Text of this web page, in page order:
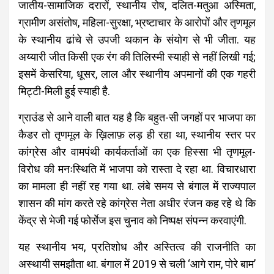
जातीय-सामाजिक दरारों, स्थानीय रोष, दलित-मतुआ अस्मिता,
ग्रामीण असंतोष, महिला-सुरक्षा, भ्रष्टाचार के आरोपों और तृणमूल
के स्थानीय ढांचे से उपजी थकान के संयोग से भी जीता. यह
अय्यारी जीत किसी एक रंग की तिलिस्मी स्याही से नहीं लिखी गई;
इसमें केसरिया, धूसर, लाल और स्थानीय अपमानों की एक गहरी
मिट्टी-मिली हुई स्याही है.
ग्राउंड से आने वाली बात यह है कि बहुत-सी जगहों पर भाजपा का
कैडर तो तृणमूल के ख़िलाफ़ लड़ ही रहा था, स्थानीय स्तर पर
कांग्रेस और वामपंथी कार्यकर्ताओं का एक हिस्सा भी तृणमूल-
विरोध की मनःस्थिति में भाजपा को रास्ता दे रहा था. विचारधारा
का मामला ही नहीं रह गया था. लंबे समय से बंगाल में राज्यपाल
शासन की मांग करते रहे कांग्रेस नेता अधीर रंजन कह रहे थे कि
केंद्र से भेजी गई फोर्सेज इस चुनाव को निष्पक्ष संपन्न करवाएंगी.
यह स्थानीय भय, प्रतिशोध और अस्तित्व की राजनीति का
अस्थायी समझौता था. बंगाल में 2019 से चली ‘आगे राम, पोरे बाम’